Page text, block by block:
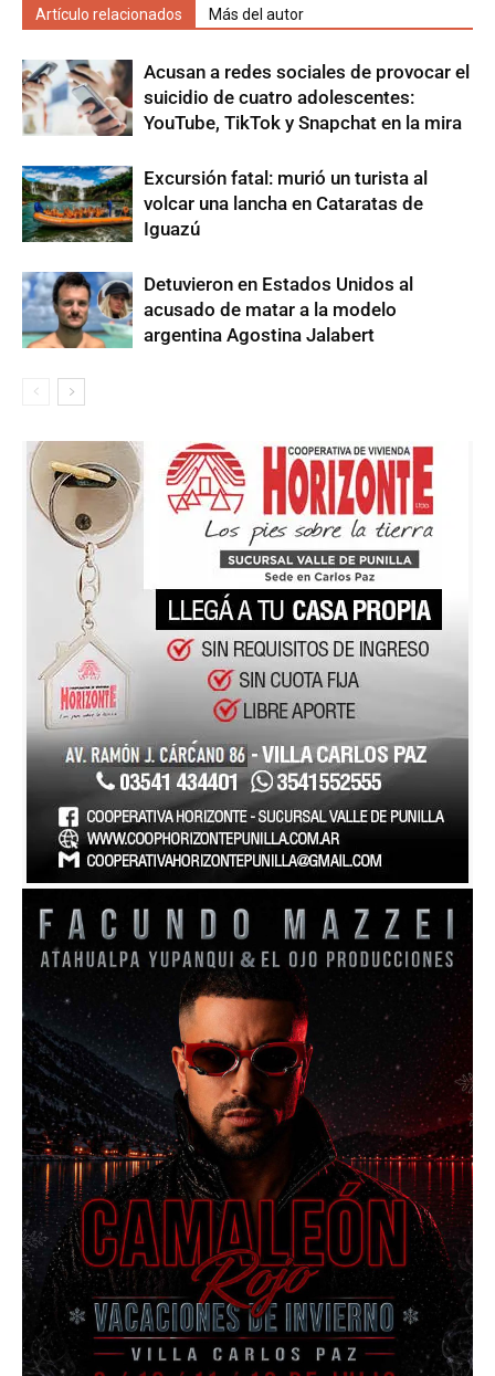
Artículo relacionados Más del autor
Acusan a redes sociales de provocar el
suicidio de cuatro adolescentes:
YouTube, TikTok y Snapchat en la mira
Excursión fatal: murió un turista al
volcar una lancha en Cataratas de
Iguazú
Detuvieron en Estados Unidos al
acusado de matar a la modelo
argentina Agostina Jalabert